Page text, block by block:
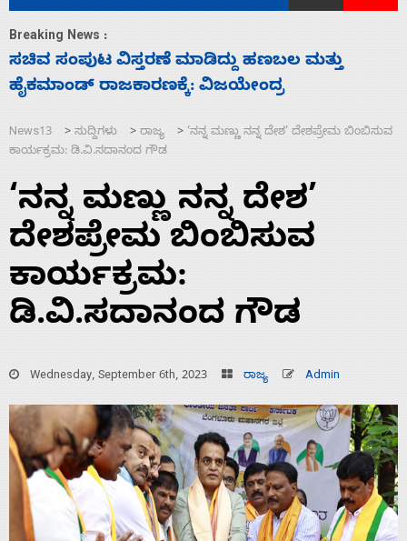
Breaking News :
‘ಕಳೆದ 3-4 ವರ್ಷಗಳಲ್ಲಿ 40 ಲಷ್ಕರ್ ಸದಸ್ಯರನ್ನು ಸದ್ದಿಲ್ಲದೆ
ಮುಗಿಸಿದೆ ಭಾರತ
News13 > ಸುದ್ದಿಗಳು > ರಾಜ್ಯ > ‘ನನ್ನ ಮಣ್ಣು ನನ್ನ ದೇಶ’ ದೇಶಪ್ರೇಮ ಬಿಂಬಿಸುವ
ಕಾರ್ಯಕ್ರಮ: ಡಿ.ವಿ.ಸದಾನಂದ ಗೌಡ
‘ನನ್ನ ಮಣ್ಣು ನನ್ನ ದೇಶ’
ದೇಶಪ್ರೇಮ ಬಿಂಬಿಸುವ
ಕಾರ್ಯಕ್ರಮ:
ಡಿ.ವಿ.ಸದಾನಂದ ಗೌಡ
Wednesday, September 6th, 2023 ರಾಜ್ಯ Admin